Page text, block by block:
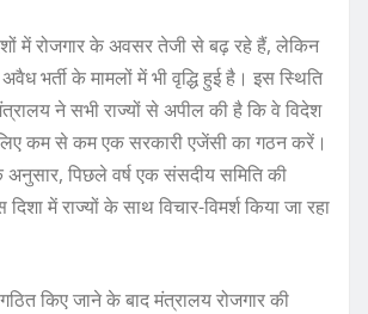
में रोजगार के अवसर तेजी से बढ़ रहे हैं, लेकिन
भर्ती के मामलों में भी वृद्धि हुई है। इस स्थिति
ने सभी राज्यों से अपील की है कि वे विदेश
कम से कम एक सरकारी एजेंसी का गठन करें।
पिछले वर्ष एक संसदीय समिति की
में राज्यों के साथ विचार-विमर्श किया जा रहा
गठित किए जाने के बाद मंत्रालय रोजगार की